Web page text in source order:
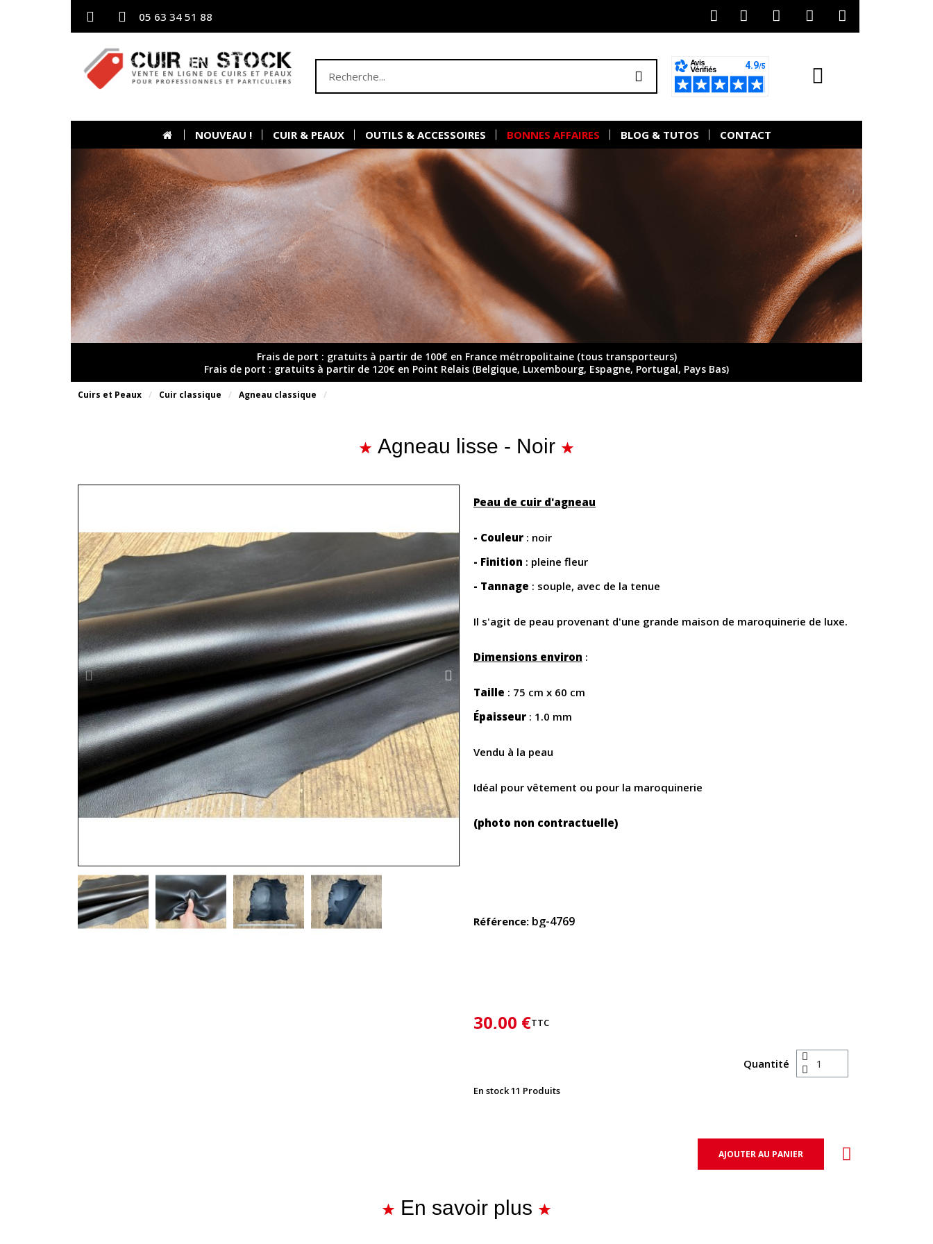
05 63 34 51 88
NOUVEAU ! CUIR & PEAUX OUTILS & ACCESSOIRES BONNES AFFAIRES BLOG & TUTOS CONTACT
Frais de port : gratuits à partir de 100€ en France métropolitaine (tous transporteurs)
Frais de port : gratuits à partir de 120€ en Point Relais (Belgique, Luxembourg, Espagne, Portugal, Pays Bas)
Cuirs et Peaux Cuir classique Agneau classique
Agneau lisse - Noir
Peau de cuir d'agneau
- Couleur : noir
- Finition : pleine fleur
- Tannage : souple, avec de la tenue
Il s'agit de peau provenant d'une grande maison de maroquinerie de luxe.
Dimensions environ :
Taille : 75 cm x 60 cm
Épaisseur : 1.0 mm
Vendu à la peau
Idéal pour vêtement ou pour la maroquinerie
(photo non contractuelle)
Référence bg-4769
30,00 €TTC
Quantité
En stock11 Produits
AJOUTER AU PANIER
En savoir plus